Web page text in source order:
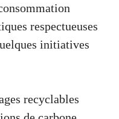
respectueuses
initiatives
recyclables